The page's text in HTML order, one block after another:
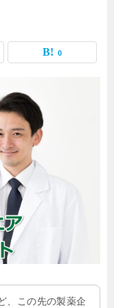
0
、この先の製薬企